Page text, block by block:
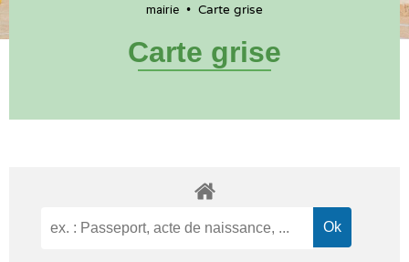
mairie • Carte grise
Carte grise